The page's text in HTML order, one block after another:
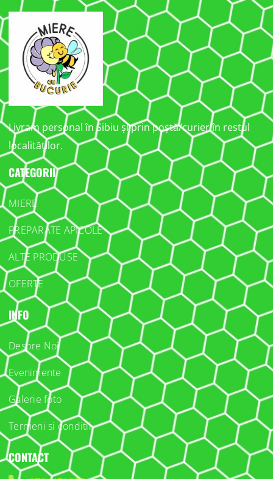
Livram personal în Sibiu și prin poștă/curier în restul
localităților.
CATEGORII
MIERE
PREPARATE APICOLE
ALTE PRODUSE
OFERTE
INFO
Despre Noi
Evenimente
Galerie foto
Termeni si conditii
CONTACT